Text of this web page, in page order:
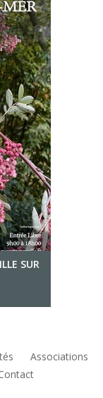
SUR
Associations